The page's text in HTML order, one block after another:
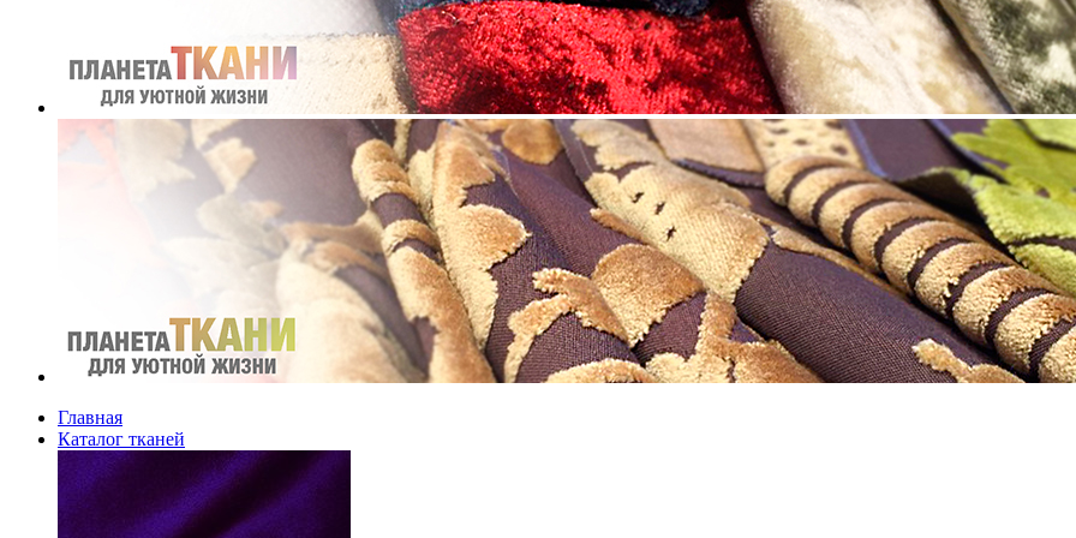
Главная
Каталог тканей